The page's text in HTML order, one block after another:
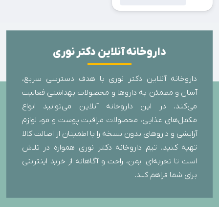
داروخانه آنلاین دکتر نوری
داروخانه آنلاین دکتر نوری با هدف دسترسی سریع،
آسان و مطمئن به داروها و محصولات بهداشتی فعالیت
می‌کند. در این داروخانه آنلاین می‌توانید انواع
مکمل‌های غذایی، محصولات مراقبت پوست و مو، لوازم
آرایشی و داروهای بدون نسخه را با اطمینان از اصالت کالا
تهیه کنید. تیم داروخانه دکتر نوری همواره در تلاش
است تا تجربه‌ای ایمن، راحت و آگاهانه از خرید اینترنتی
برای شما فراهم کند.